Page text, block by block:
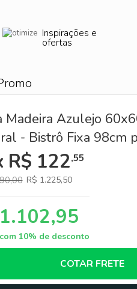
Inspirações e
ofertas
Madeira Azulejo
- Bistrô Fixa 98cm
R$ 122,55
R$ 1.225,50
10% de desconto
COTAR FRETE